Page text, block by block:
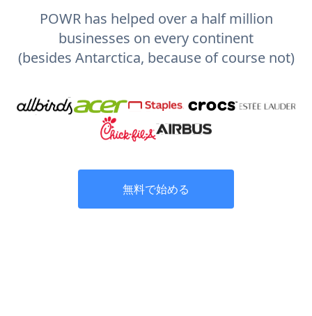
POWR has helped over a half million
businesses on every continent
(besides Antarctica, because of course not)
無料で始める